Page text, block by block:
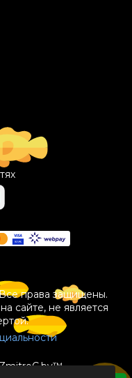
права защищены.
сайте, не является
™